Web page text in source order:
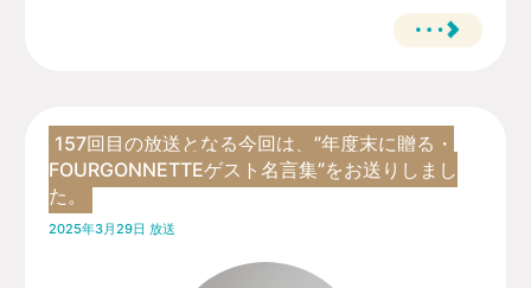
157回目の放送となる今回は、”年度末に贈る・
FOURGONNETTEゲスト名言集”をお送りしまし
た。
2025年3月29日 放送